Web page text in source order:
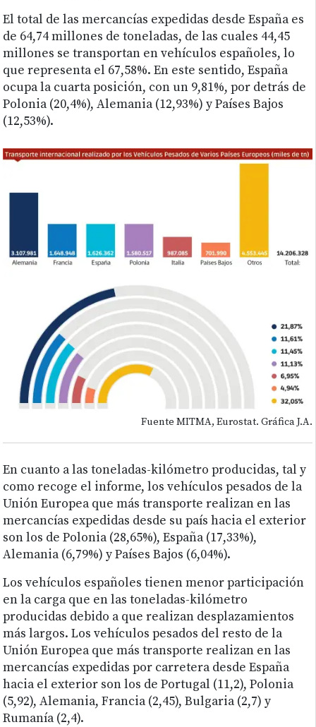
El total de las mercancías expedidas desde España es
de 64,74 millones de toneladas, de las cuales 44,45
millones se transportan en vehículos españoles, lo
que representa el 67,58%. En este sentido, España
ocupa la cuarta posición, con un 9,81%, por detrás de
Polonia (20,4%), Alemania (12,93%) y Países Bajos
(12,53%).
Fuente MITMA, Eurostat. Gráfica J.A.
En cuanto a las toneladas-kilómetro producidas, tal y
como recoge el informe, los vehículos pesados de la
Unión Europea que más transporte realizan en las
mercancías expedidas desde su país hacia el exterior
son los de Polonia (28,65%), España (17,33%),
Alemania (6,79%) y Países Bajos (6,04%).
Los vehículos españoles tienen menor participación
en la carga que en las toneladas-kilómetro
producidas debido a que realizan desplazamientos
más largos. Los vehículos pesados del resto de la
Unión Europea que más transporte realizan en las
mercancías expedidas por carretera desde España
hacia el exterior son los de Portugal (11,2), Polonia
(5,92), Alemania, Francia (2,45), Bulgaria (2,7) y
Rumanía (2,4).